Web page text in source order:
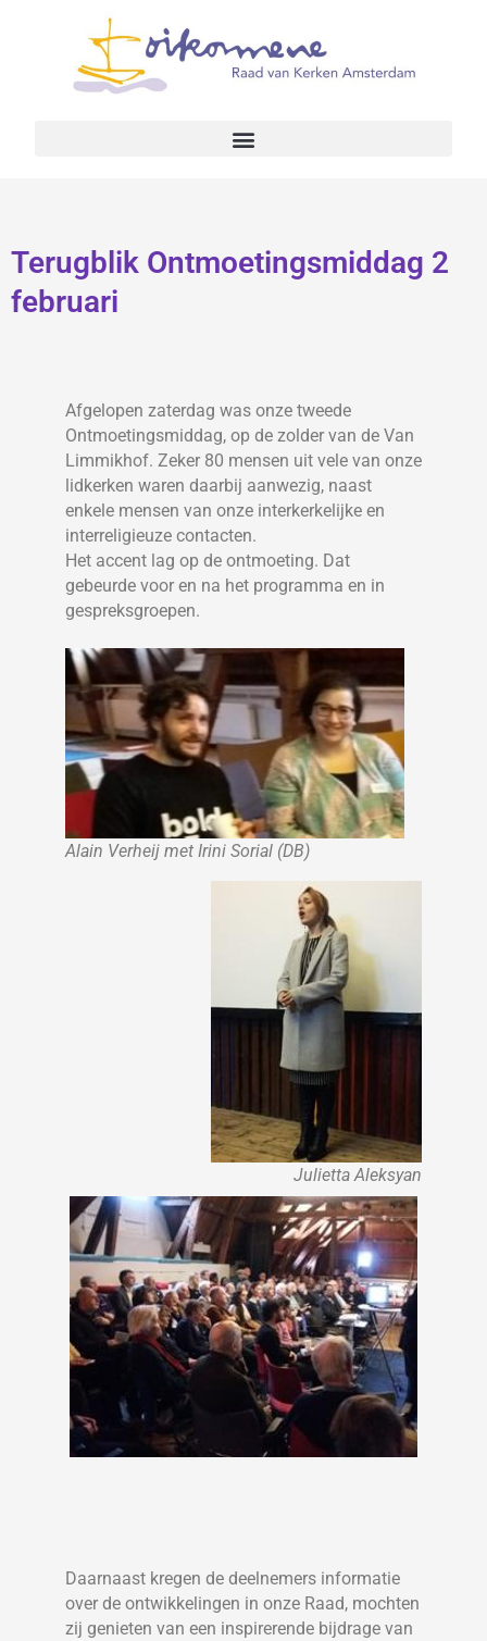
Terugblik Ontmoetingsmiddag 2
februari
Afgelopen zaterdag was onze tweede
Ontmoetingsmiddag, op de zolder van de Van
Limmikhof. Zeker 80 mensen uit vele van onze
lidkerken waren daarbij aanwezig, naast
enkele mensen van onze interkerkelijke en
interreligieuze contacten.
Het accent lag op de ontmoeting. Dat
gebeurde voor en na het programma en in
gespreksgroepen.
Alain Verheij met Irini Sorial (DB)
Julietta Aleksyan
Daarnaast kregen de deelnemers informatie
over de ontwikkelingen in onze Raad, mochten
zij genieten van een inspirerende bijdrage van